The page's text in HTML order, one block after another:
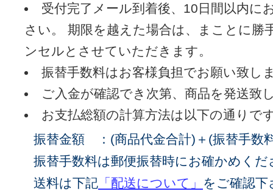
受付完了メール到着後、10日間以内に
さい。 期限を越えた場合は、まことに勝手ながらキャ
ンセルとさせていただきます。
振替手数料はお客様負担でお願い致し
ご入金が確認でき次第、商品を発送致
お支払総額の計算方法は以下の通りで
振替金額 ：(商品代金合計)＋(振替手数
振替手数料は郵便振替時にお確かめくだ
送料は下記 「配送について」 をご確認下